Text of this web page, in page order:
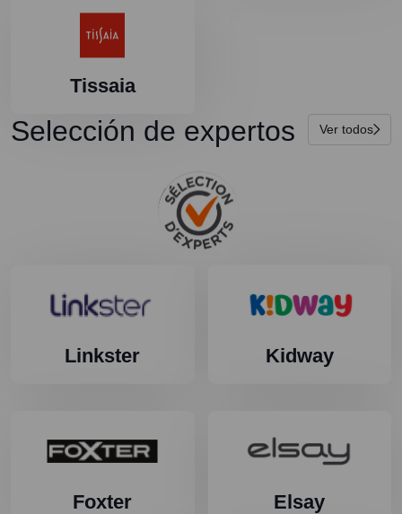
Tissaia
Selección de expertos Ver todos
Linkster Kidway
Foxter Elsay